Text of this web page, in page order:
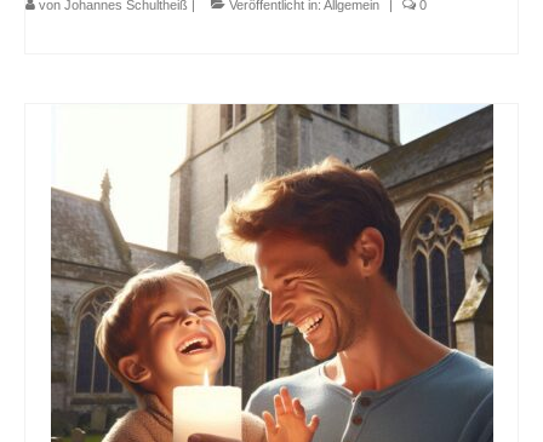
von Johannes Schultheiß | Veröffentlicht in: Allgemein | 0